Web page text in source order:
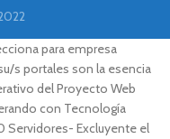
para empresa
s portales son la esencia
del Proyecto Web
con Tecnología
Servidores- Excluyente el